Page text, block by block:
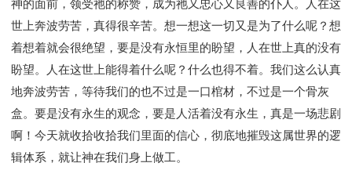
61 彼得后书
62 约翰一书
63 约翰二书
64 约翰三书
65 犹大书 66 启示录
圣经故事
神的愤怒系列
教会系列
智慧愚昧与狂妄
争战系列
信望爱系列
学习系列
时间管理和学习方法
爱神系列
喜乐系列
管理系列
信仰根基系列 命定系列
建立荣耀教会
赶鬼系列
认识魔鬼的诡计
神所喜悦的人
神的面前，领受祂的称赞，成为祂又忠心又良善的仆人。人在这
世上奔波劳苦，真得很辛苦。想一想这一切又是为了什么呢？想
着想着就会很绝望，要是没有永恒里的盼望，人在世上真的没有
盼望。人在这世上能得着什么呢？什么也得不着。我们这么认真
地奔波劳苦，等待我们的也不过是一口棺材，不过是一个骨灰
盒。要是没有永生的观念，要是人活着没有永生，真是一场悲剧
啊！今天就收拾收拾我们里面的信心，彻底地摧毁这属世界的逻
辑体系，就让神在我们身上做工。